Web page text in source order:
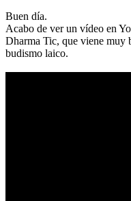
Buen día.
Acabo de ver un vídeo en
Dharma Tic, que viene muy
budismo laico.